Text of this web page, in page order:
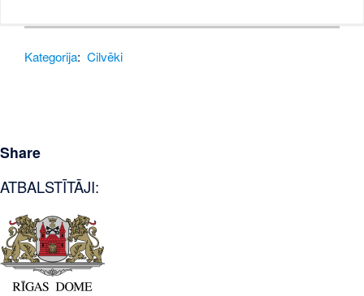
Kategorija: Cilvēki
Share
ATBALSTĪTĀJI: